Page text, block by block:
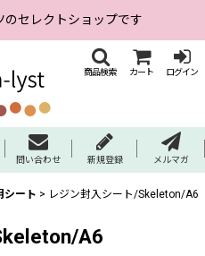
のセレクトショップです
商品検索 カート ログイン
問い合わせ 新規登録 メルマガ
シート > レジン封入シート/Skeleton/A6
A6